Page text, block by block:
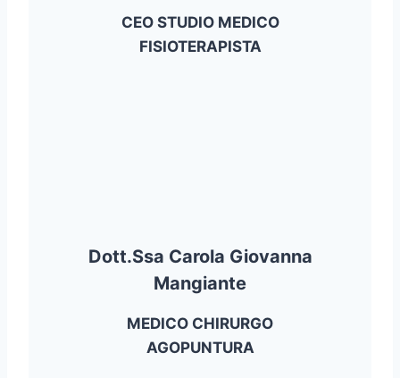
CEO STUDIO MEDICO
FISIOTERAPISTA
Dott.ssa Carola Giovanna
Mangiante
MEDICO CHIRURGO
AGOPUNTURA